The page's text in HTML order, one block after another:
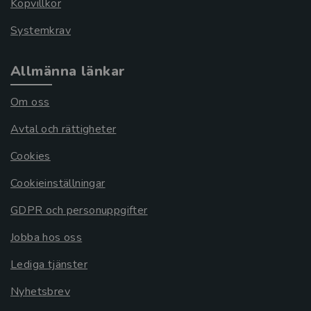
Köpvillkor
Systemkrav
Allmänna länkar
Om oss
Avtal och rättigheter
Cookies
Cookieinställningar
GDPR och personuppgifter
Jobba hos oss
Lediga tjänster
Nyhetsbrev